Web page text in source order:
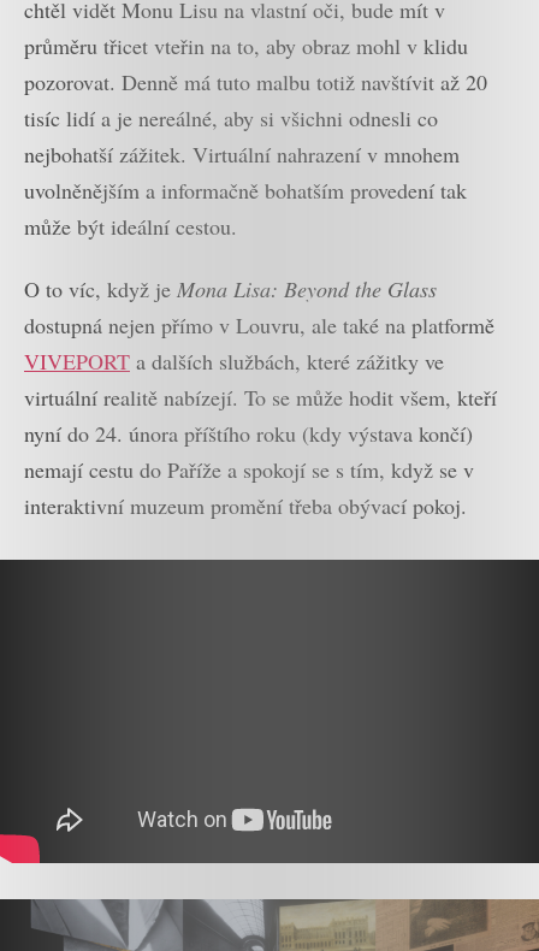
chtěl vidět Monu Lisu na vlastní oči, bude mít v
průměru třicet vteřin na to, aby obraz mohl v klidu
pozorovat. Denně má tuto malbu totiž navštívit až 20
tisíc lidí a je nereálné, aby si všichni odnesli co
nejbohatší zážitek. Virtuální nahrazení v mnohem
uvolněnějším a informačně bohatším provedení tak
může být ideální cestou.
O to víc, když je Mona Lisa: Beyond the Glass
dostupná nejen přímo v Louvru, ale také na platformě
VIVEPORT a dalších službách, které zážitky ve
virtuální realitě nabízejí. To se může hodit všem, kteří
nyní do 24. února příštího roku (kdy výstava končí)
nemají cestu do Paříže a spokojí se s tím, když se v
interaktivní muzeum promění třeba obývací pokoj.